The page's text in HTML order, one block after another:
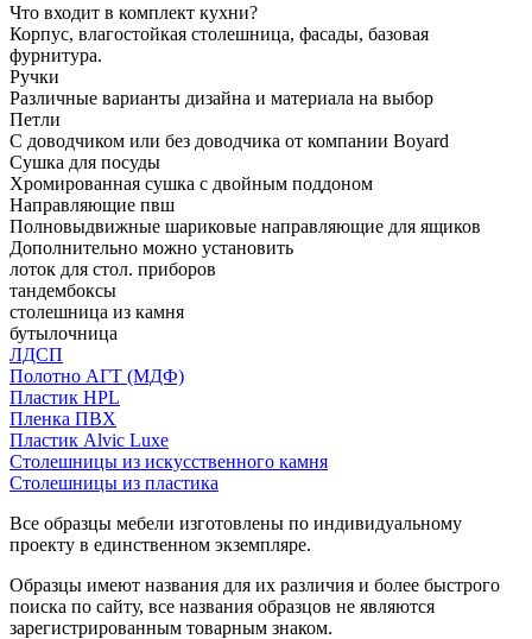
Что входит в комплект кухни?
Корпус, влагостойкая столешница, фасады, базовая
фурнитура.
Ручки
Различные варианты дизайна и материала на выбор
Петли
С доводчиком или без доводчика от компании Boyard
Сушка для посуды
Хромированная сушка с двойным поддоном
Направляющие пвш
Полновыдвижные шариковые направляющие для ящиков
Дополнительно можно установить
лоток для стол. приборов
тандембоксы
столешница из камня
бутылочница
ЛДСП
Полотно АГТ (МДФ)
Пластик HPL
Пленка ПВХ
Пластик Alvic Luxe
Столешницы из искусственного камня
Столешницы из пластика
Все образцы мебели изготовлены по индивидуальному
проекту в единственном экземпляре.
Образцы имеют названия для их различия и более быстрого
поиска по сайту, все названия образцов не являются
зарегистрированным товарным знаком.